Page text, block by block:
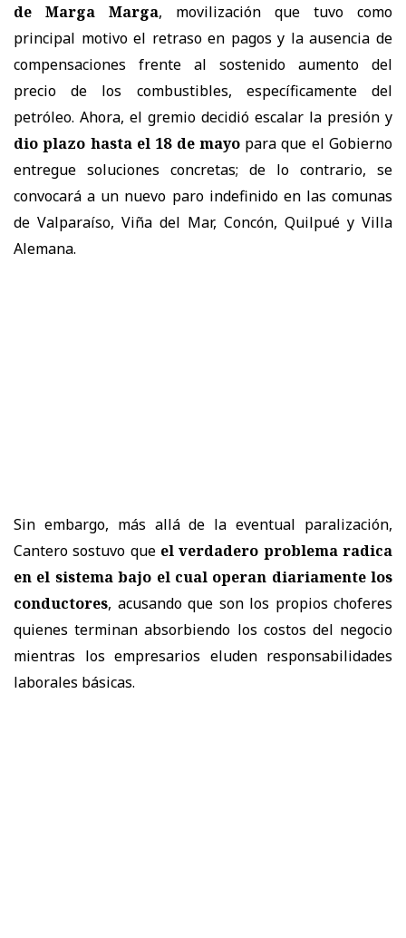
de Marga Marga, movilización que tuvo como
principal motivo el retraso en pagos y la ausencia de
compensaciones frente al sostenido aumento del
precio de los combustibles, específicamente del
petróleo. Ahora, el gremio decidió escalar la presión y
dio plazo hasta el 18 de mayopara que el Gobierno
entregue soluciones concretas; de lo contrario, se
convocará a un nuevo paro indefinido en las comunas
de Valparaíso, Viña del Mar, Concón, Quilpué y Villa
Alemana.
Sin embargo, más allá de la eventual paralización,
Cantero sostuvo que el verdadero problema radica
en el sistema bajo el cual operan diariamente los
conductores, acusando que son los propios choferes
quienes terminan absorbiendo los costos del negocio
mientras los empresarios eluden responsabilidades
laborales básicas.